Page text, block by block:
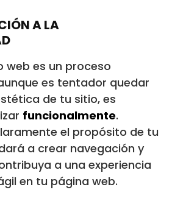
A LA
web es un proceso
es tentador quedar
de tu sitio, es
funcionalmente.
el propósito de tu
a crear navegación y
a una experiencia
en tu página web.